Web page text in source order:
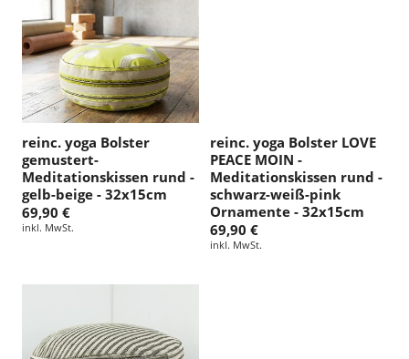
reinc. yoga Bolster
gemustert-
Meditationskissen rund -
gelb-beige - 32x15cm
69,90 €
inkl. MwSt.
reinc. yoga Bolster LOVE
PEACE MOIN -
Meditationskissen rund -
schwarz-weiß-pink
Ornamente - 32x15cm
69,90 €
inkl. MwSt.